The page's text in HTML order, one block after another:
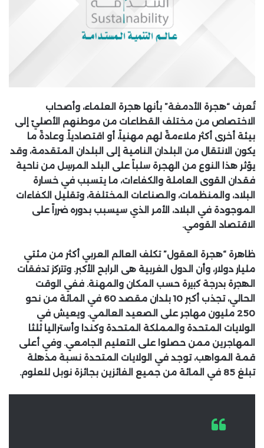
تُعرف “هجرة الأدمغة” بأنها هجرة العلماء، وأصحاب
الاختصاص من مختلف القطاعات من موطنهم الأصليّ إلى
بيئة أخرى أكثر ملاءمةً لهم مهنياً، أو اقتصادياً. وعادةً ما
يكون الانتقال من البلدان النامية إلى البلدان المتقدمة، وقد
يؤثر هذا النوع من الهجرة سلباً على البلد المرسِل من ناحية
فقدان القوى العاملة والكفاءات، ما يتسبب في خسارة
البلاد، والمنظمات، والصناعات المختلفة، وتقليل الكفاءات
الموجودة في البلاد، الأمر الذي سيسبب بدوره ضرراً على
الاقتصاد القومي.
ظاهرة “هجرة العقول” تكلف العالم العربي أكثر من مئتي
مليار دولار، وأن الدول الغربية هى الرابح الأكبر. وﺗﺗرﮐز ﺗدﻓﻘﺎت
اﻟﮭﺟرة ﺑدرﺟﺔ ﮐﺑﯾرة حسب المكان والمهنة. ففي الوقت
الحالي، تجذب أكبر 10 بلدان مقصد 60 في المائة من نحو
250 مليون مهاجر على الصعيد العالمي. ويعيش في
الولايات المتحدة والمملكة المتحدة وكندا وأستراليا ثلثا
المهاجرين ممن حصلوا على التعليم الجامعي. وفي أعلى
قمة المواهب، توجد في الولايات المتحدة نسبة مذهلة
تبلغ 85 في المائة من جميع الفائزين بجائزة نوبل للعلوم.